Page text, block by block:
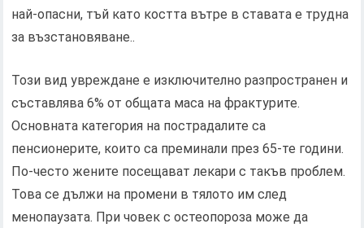
най-опасни, тъй като костта вътре в ставата е трудна
за възстановяване..
Този вид увреждане е изключително разпространен и
съставлява 6% от общата маса на фрактурите.
Основната категория на пострадалите са
пенсионерите, които са преминали през 65-те години.
По-често жените посещават лекари с такъв проблем.
Това се дължи на промени в тялото им след
менопаузата. При човек с остеопороза може да